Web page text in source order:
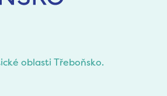
oblasti Třeboňsko.